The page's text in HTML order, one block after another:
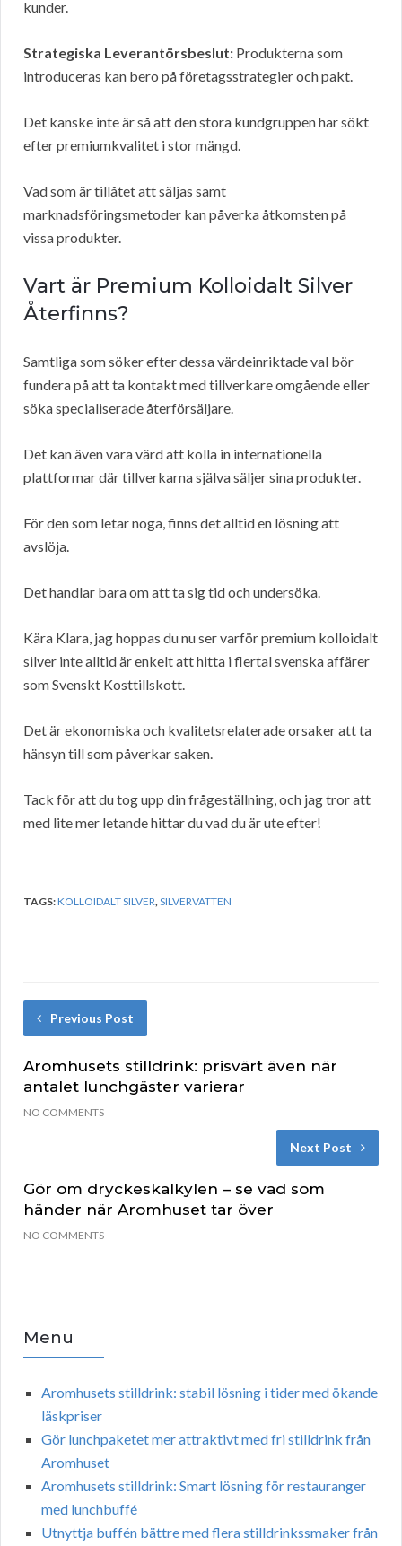
kunder.
Strategiska Leverantörsbeslut: Produkterna som
introduceras kan bero på företagsstrategier och pakt.
Det kanske inte är så att den stora kundgruppen har sökt
efter premiumkvalitet i stor mängd.
Vad som är tillåtet att säljas samt
marknadsföringsmetoder kan påverka åtkomsten på
vissa produkter.
Vart är Premium Kolloidalt Silver
Återfinns?
Samtliga som söker efter dessa värdeinriktade val bör
fundera på att ta kontakt med tillverkare omgående eller
söka specialiserade återförsäljare.
Det kan även vara värd att kolla in internationella
plattformar där tillverkarna själva säljer sina produkter.
För den som letar noga, finns det alltid en lösning att
avslöja.
Det handlar bara om att ta sig tid och undersöka.
Kära Klara, jag hoppas du nu ser varför premium kolloidalt
silver inte alltid är enkelt att hitta i flertal svenska affärer
som Svenskt Kosttillskott.
Det är ekonomiska och kvalitetsrelaterade orsaker att ta
hänsyn till som påverkar saken.
Tack för att du tog upp din frågeställning, och jag tror att
med lite mer letande hittar du vad du är ute efter!
TAGS:KOLLOIDALT SILVER,SILVERVATTEN
Previous Post
Aromhusets stilldrink: prisvärt även när
antalet lunchgäster varierar
NO COMMENTS
Next Post
Gör om dryckeskalkylen – se vad som
händer när Aromhuset tar över
NO COMMENTS
Menu
Aromhusets stilldrink: stabil lösning i tider med ökande
läskpriser
Gör lunchpaketet mer attraktivt med fri stilldrink från
Aromhuset
Aromhusets stilldrink: Smart lösning för restauranger
med lunchbuffé
Utnyttja buffén bättre med flera stilldrinkssmaker från